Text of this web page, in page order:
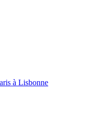
à Lisbonne